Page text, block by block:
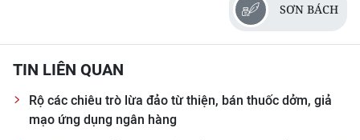
Đồng bằng sông Cửu Long
Chuyên trang TP. Hồ Chí Minh
SƠN BÁCH
TIN LIÊN QUAN
Rộ các chiêu trò lừa đảo từ thiện, bán thuốc dởm, giả
mạo ứng dụng ngân hàng